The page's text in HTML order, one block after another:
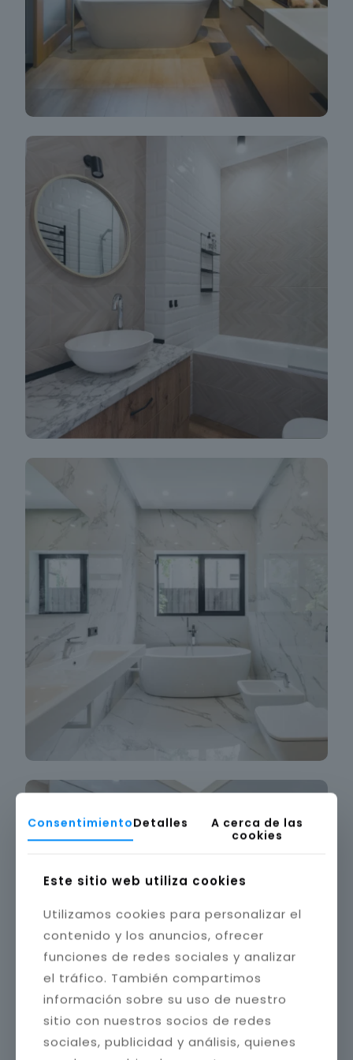
ConsentimientoDetalles
A cerca de las
cookies
Este sitio web utiliza cookies
Utilizamos cookies para personalizar el
contenido y los anuncios, ofrecer
funciones de redes sociales y analizar
el tráfico. También compartimos
información sobre su uso de nuestro
sitio con nuestros socios de redes
sociales, publicidad y análisis, quienes